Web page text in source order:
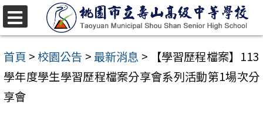
跳
至
主
要
內
首頁 >校園公告 >最新消息 >
【學習歷程檔案】113
學年度學生學習歷程檔案分享會系列活動第1場次分
享會
選
單